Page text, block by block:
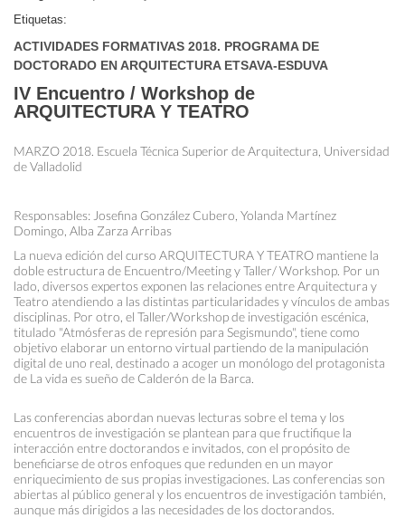
Etiquetas:
ACTIVIDADES FORMATIVAS 2018. PROGRAMA DE
DOCTORADO EN ARQUITECTURA ETSAVA-ESDUVA
IV Encuentro / Workshop de
ARQUITECTURA Y TEATRO
MARZO 2018. Escuela Técnica Superior de Arquitectura, Universidad
de Valladolid
Responsables: Josefina González Cubero, Yolanda Martínez
Domingo, Alba Zarza Arribas
La nueva edición del curso ARQUITECTURA Y TEATRO mantiene la
doble estructura de Encuentro/Meeting y Taller/ Workshop. Por un
lado, diversos expertos exponen las relaciones entre Arquitectura y
Teatro atendiendo a las distintas particularidades y vínculos de ambas
disciplinas. Por otro, el Taller/Workshop de investigación escénica,
titulado "Atmósferas de represión para Segismundo", tiene como
objetivo elaborar un entorno virtual partiendo de la manipulación
digital de uno real, destinado a acoger un monólogo del protagonista
de La vida es sueño de Calderón de la Barca.
Las conferencias abordan nuevas lecturas sobre el tema y los
encuentros de investigación se plantean para que fructifique la
interacción entre doctorandos e invitados, con el propósito de
beneficiarse de otros enfoques que redunden en un mayor
enriquecimiento de sus propias investigaciones. Las conferencias son
abiertas al público general y los encuentros de investigación también,
aunque más dirigidos a las necesidades de los doctorandos.